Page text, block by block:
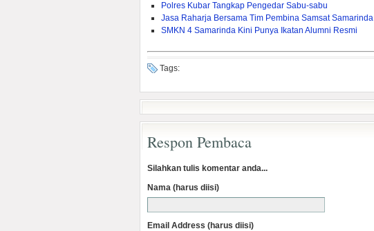
Polres Kubar Tangkap Pengedar Sabu-sabu
Jasa Raharja Bersama Tim Pembina Samsat Samarinda
SMKN 4 Samarinda Kini Punya Ikatan Alumni Resmi
Tags:
Respon Pembaca
Silahkan tulis komentar anda...
Nama (harus diisi)
Email Address (harus diisi)